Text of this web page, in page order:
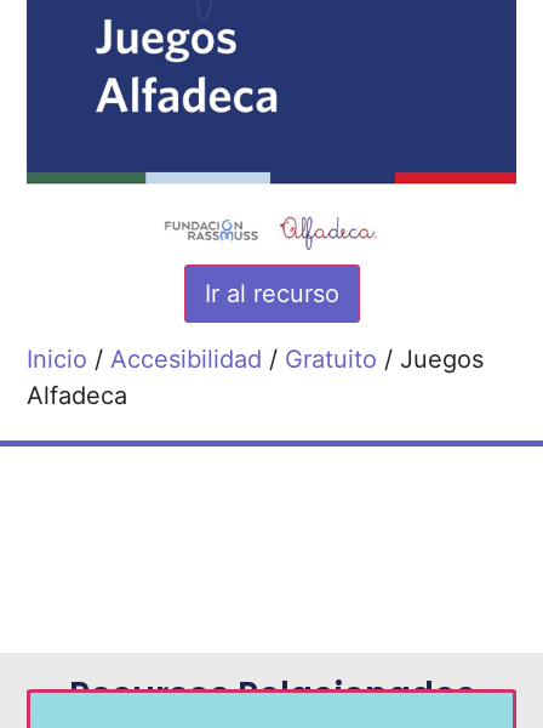
Ir al recurso
Inicio /Accesibilidad / Gratuito / Juegos
Alfadeca
Recursos Relacionados